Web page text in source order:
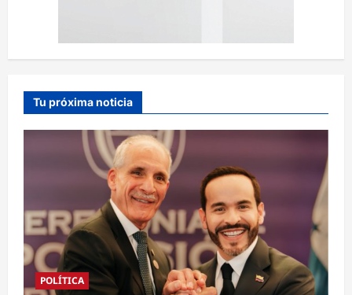
Tu próxima noticia
POLÍTICA